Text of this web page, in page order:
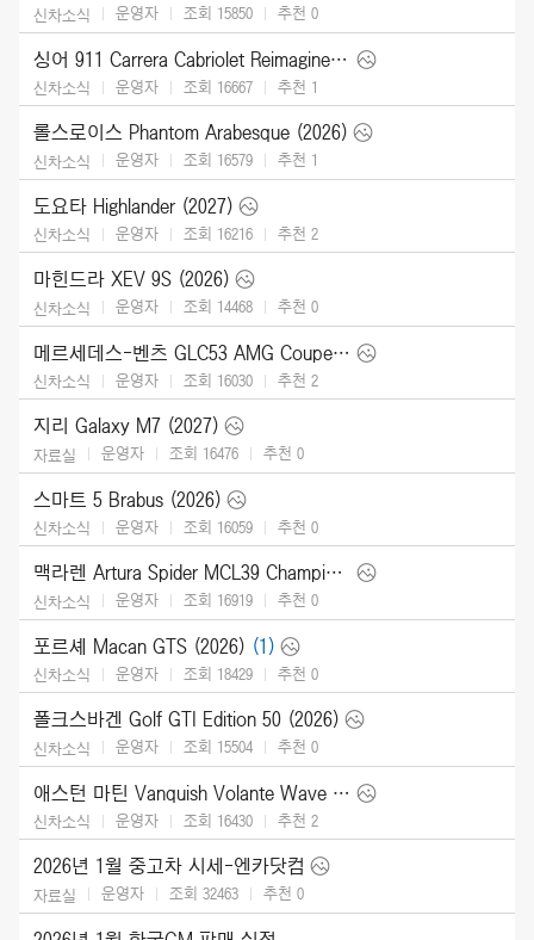
신차소식 운영자 조회 15850 추천 0
싱어 911 Carrera Cabriolet Reimagined Type 964 (2026)
신차소식 운영자 조회 16667 추천 1
롤스로이스 Phantom Arabesque (2026)
신차소식 운영자 조회 16579 추천 1
도요타 Highlander (2027)
신차소식 운영자 조회 16216 추천 2
마힌드라 XEV 9S (2026)
신차소식 운영자 조회 14468 추천 0
메르세데스-벤츠 GLC53 AMG Coupe (2027)
신차소식 운영자 조회 16030 추천 2
지리 Galaxy M7 (2027)
자료실 운영자 조회 16476 추천 0
스마트 5 Brabus (2026)
신차소식 운영자 조회 16059 추천 0
맥라렌 Artura Spider MCL39 Championship Edition (2026)
신차소식 운영자 조회 16919 추천 0
포르셰 Macan GTS (2026) (1)
신차소식 운영자 조회 18429 추천 0
폴크스바겐 Golf GTI Edition 50 (2026)
신차소식 운영자 조회 15504 추천 0
애스턴 마틴 Vanquish Volante Wave Edition (2026)
신차소식 운영자 조회 16430 추천 2
2026년 1월 중고차 시세-엔카닷컴
자료실 운영자 조회 32463 추천 0